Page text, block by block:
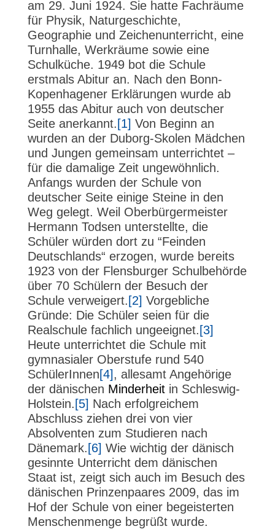
am 29. Juni 1924. Sie hatte Fachräume
für Physik, Naturgeschichte,
Geographie und Zeichenunterricht, eine
Turnhalle, Werkräume sowie eine
Schulküche. 1949 bot die Schule
erstmals Abitur an. Nach den Bonn-
Kopenhagener Erklärungen wurde ab
1955 das Abitur auch von deutscher
Seite anerkannt. [1] Von Beginn an
wurden an der Duborg-Skolen Mädchen
und Jungen gemeinsam unterrichtet –
für die damalige Zeit ungewöhnlich.
Anfangs wurden der Schule von
deutscher Seite einige Steine in den
Weg gelegt. Weil Oberbürgermeister
Hermann Todsen unterstellte, die
Schüler würden dort zu “Feinden
Deutschlands“ erzogen, wurde bereits
1923 von der Flensburger Schulbehörde
über 70 Schülern der Besuch der
Schule verweigert. [2] Vorgebliche
Gründe: Die Schüler seien für die
Realschule fachlich ungeeignet. [3]
Heute unterrichtet die Schule mit
gymnasialer Oberstufe rund 540
SchülerInnen[4], allesamt Angehörige
der dänischen Minderheitin Schleswig-
Holstein. [5] Nach erfolgreichem
Abschluss ziehen drei von vier
Absolventen zum Studieren nach
Dänemark. [6] Wie wichtig der dänisch
gesinnte Unterricht dem dänischen
Staat ist, zeigt sich auch im Besuch des
dänischen Prinzenpaares 2009, das im
Hof der Schule von einer begeisterten
Menschenmenge begrüßt wurde.